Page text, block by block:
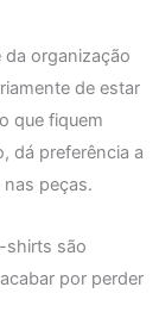
organização
de estar
que fiquem
dá preferência a
peças.
shirts são
por perder